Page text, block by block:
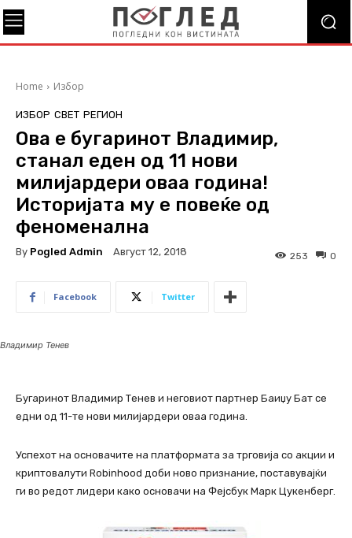
Home Избор
ИЗБОР СВЕТ РЕГИОН
Ова е бугаринот Владимир,
станал еден од 11 нови
милијардери оваа година!
Историјата му е повеќе од
феноменална
By Pogled Admin Август 12, 2018 0
253
Facebook Twitter
Владимир Тенев
Бугаринот Владимир Тенев и неговиот партнер Баиџу Бат се
едни од 11-те нови милијардери оваа година.
Успехот на основачите на платформата за трговија со акции и
криптовалути Robinhood доби ново признание, поставувајќи
ги во редот лидери како основачи на Фејсбук Марк Цукенберг.